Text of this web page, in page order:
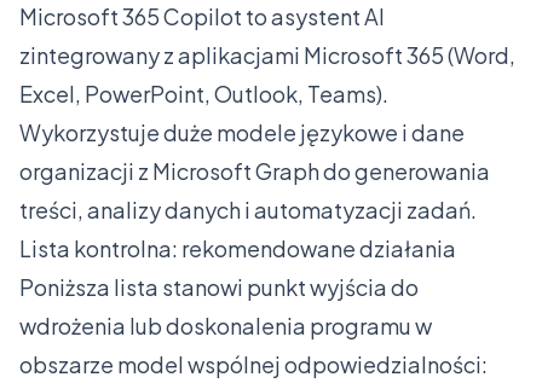
Microsoft 365 Copilot to asystent AI
zintegrowany z aplikacjami Microsoft 365 (Word,
Excel, PowerPoint, Outlook, Teams).
Wykorzystuje duże modele językowe i dane
organizacji z Microsoft Graph do generowania
treści, analizy danych i automatyzacji zadań.
Lista kontrolna: rekomendowane działania
Poniższa lista stanowi punkt wyjścia do
wdrożenia lub doskonalenia programu w
obszarze model wspólnej odpowiedzialności: